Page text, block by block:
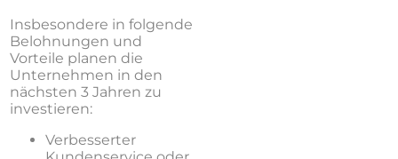
Insbesondere in folgende
Belohnungen und
Vorteile planen die
Unternehmen in den
nächsten 3 Jahren zu
investieren:
Verbesserter